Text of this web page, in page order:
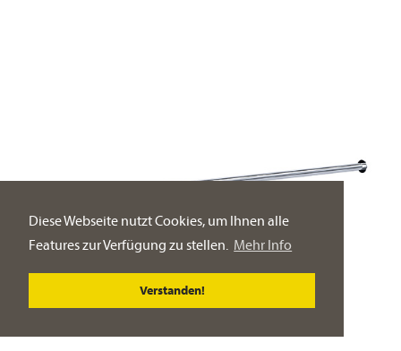
Diese Webseite nutzt Cookies, um Ihnen alle
Features zur Verfügung zu stellen. Mehr Info
Verstanden!